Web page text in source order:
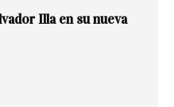
Illa en su nueva